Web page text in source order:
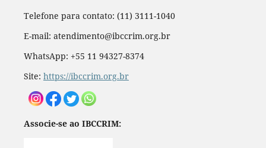
Telefone para contato: (11) 3111-1040
E-mail: atendimento@ibccrim.org.br
WhatsApp: +55 11 94327-8374
Site: https://ibccrim.org.br
Associe-se ao IBCCRIM: